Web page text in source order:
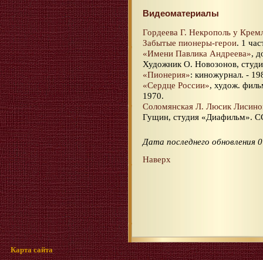
Видеоматериалы
Гордеева Г. Некрополь у
Забытые пионеры-герои. 1
«Имени Павлика Андреева»,
Художник О. Новозонов,
«Пионерия»: киножурнал. -
«Сердце России», худож.
1970.
Соломянская Л. Люсик
Гущин, студия «Диафильм».
Дата последнего обновления
Наверх
Карта сайта